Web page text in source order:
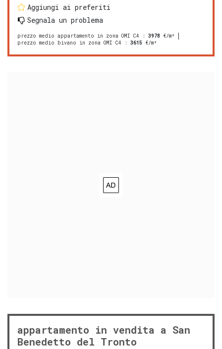
Aggiungi ai preferiti
Segnala un problema
prezzo medio appartamento in zona OMI C4 : 3978 €/m²
prezzo medio bivano in zona OMI C4 : 3615 €/m²
appartamento in vendita a San
Benedetto del Tronto